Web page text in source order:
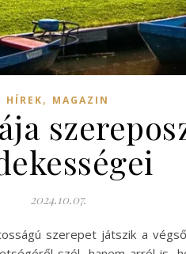
HÍREK, MAGAZIN
2024.10.07.
szerepet játszik a